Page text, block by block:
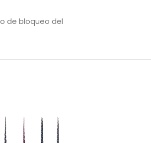
de bloqueo del